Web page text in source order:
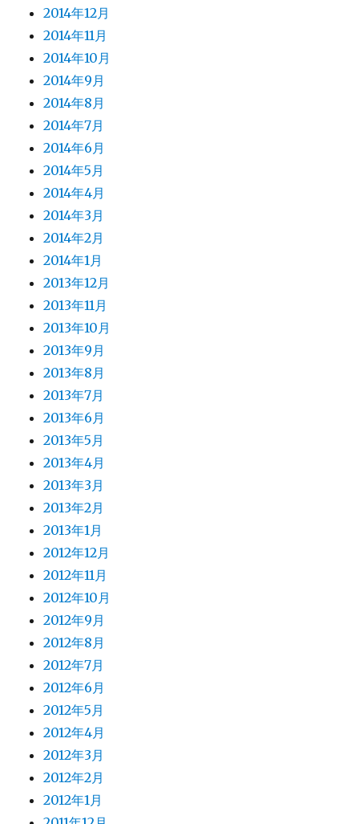
2014年12月
2014年11月
2014年10月
2014年9月
2014年8月
2014年7月
2014年6月
2014年5月
2014年4月
2014年3月
2014年2月
2014年1月
2013年12月
2013年11月
2013年10月
2013年9月
2013年8月
2013年7月
2013年6月
2013年5月
2013年4月
2013年3月
2013年2月
2013年1月
2012年12月
2012年11月
2012年10月
2012年9月
2012年8月
2012年7月
2012年6月
2012年5月
2012年4月
2012年3月
2012年2月
2012年1月